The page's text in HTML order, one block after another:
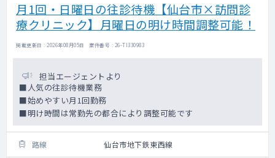
月1回・日曜日の往診待機【仙台市×訪問診
療クリニック】月曜日の明け時間調整可能！
掲載更新日 : 2026年08月05日 案件番号 : 26-TI330983
担当エージェントより
■人気の往診待機業務
■始めやすい月1回勤務
■明け時間は常勤先の都合により調整可能です
路線 仙台市地下鉄東西線